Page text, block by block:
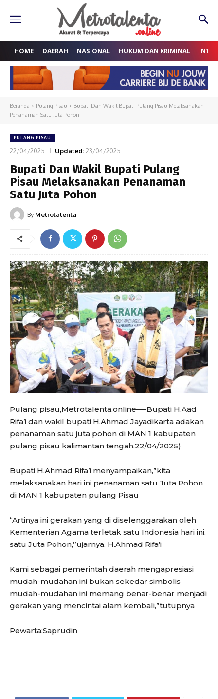
HOME DAERAH NASIONAL HUKUM DAN KRIMINAL
Beranda Pulang Pisau
Bupati Dan Wakil Bupati Pulang Pisau Melaksanakan
Penanaman Satu Juta Pohon
PULANG PISAU
22/04/2025 Updated:23/04/2025
Bupati Dan Wakil Bupati Pulang
Pisau Melaksanakan Penanaman
Satu Juta Pohon
By Metrotalenta
Pulang pisau,Metrotalenta.online—-Bupati H.Aad
Rifa’i dan wakil bupati H.Ahmad Jayadikarta adakan
penanaman satu juta pohon di MAN 1 kabupaten
pulang pisau kalimantan tengah,22/04/2025)
Bupati H.Ahmad Rifa’i menyampaikan,”kita
melaksanakan hari ini penanaman satu Juta Pohon
di MAN 1 kabupaten pulang Pisau
“Artinya ini gerakan yang di diselenggarakan oleh
Kementerian Agama terletak satu Indonesia hari ini.
satu Juta Pohon,”ujarnya. H.Ahmad Rifa’i
Kami sebagai pemerintah daerah mengapresiasi
mudah-mudahan ini bukan sekedar simbolis
mudah-mudahan ini memang benar-benar menjadi
gerakan yang mencintai alam kembali,”tutupnya
Pewarta:Saprudin